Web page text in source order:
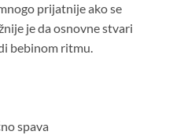
prijatnije ako se
je da osnovne stvari
bebinom ritmu.
spava